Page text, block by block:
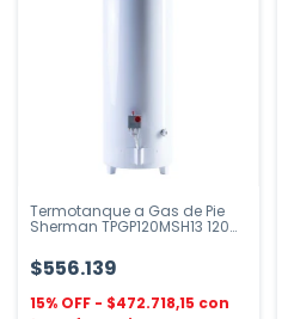
Termotanque a Gas de Pie
Sherman TPGP120MSH13 120
$556.139
$472.718,15